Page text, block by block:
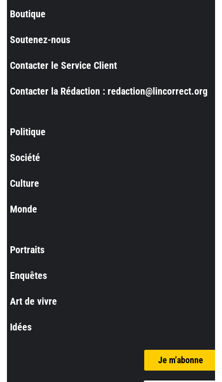
Boutique
Soutenez-nous
Contacter le Service Client
Contacter la Rédaction : redaction@lincorrect.org
Politique
Société
Culture
Monde
Portraits
Enquêtes
Art de vivre
Idées
Je m’abonne